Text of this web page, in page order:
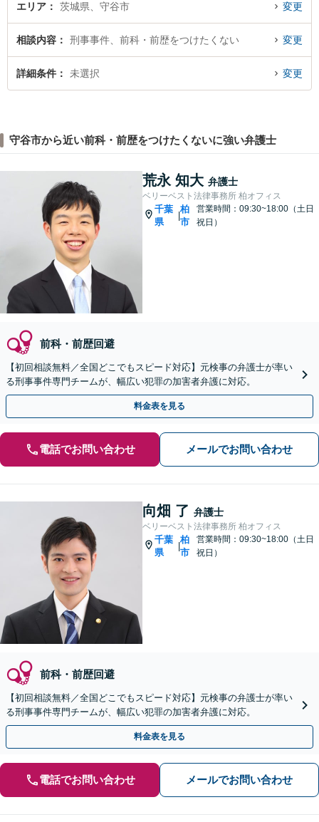
エリア 茨城県、守谷市 変更
相談内容 刑事事件、前科・前歴をつけたくない 変更
詳細条件 未選択 変更
守谷市から近い前科・前歴をつけたくないに強い弁護士
荒永 知大 弁護士
ベリーベスト法律事務所 柏オフィス
千葉
県
|
柏
市
営業時間：09:30~18:00（土日
祝日）
前科・前歴回避
【初回相談無料／全国どこでもスピード対応】元検事の弁護士が率い
る刑事事件専門チームが、幅広い犯罪の加害者弁護に対応。
料金表を見る
電話でお問い合わせ メールでお問い合わせ
向畑 了 弁護士
ベリーベスト法律事務所 柏オフィス
千葉
県
|
柏
市
営業時間：09:30~18:00（土日
祝日）
前科・前歴回避
【初回相談無料／全国どこでもスピード対応】元検事の弁護士が率い
る刑事事件専門チームが、幅広い犯罪の加害者弁護に対応。
料金表を見る
電話でお問い合わせ メールでお問い合わせ